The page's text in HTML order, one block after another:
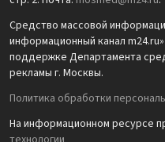
Средство массовой
информационный канал
поддержке Департамента
рекламы г. Москвы.
Политика обработки
На информационном ресурсе